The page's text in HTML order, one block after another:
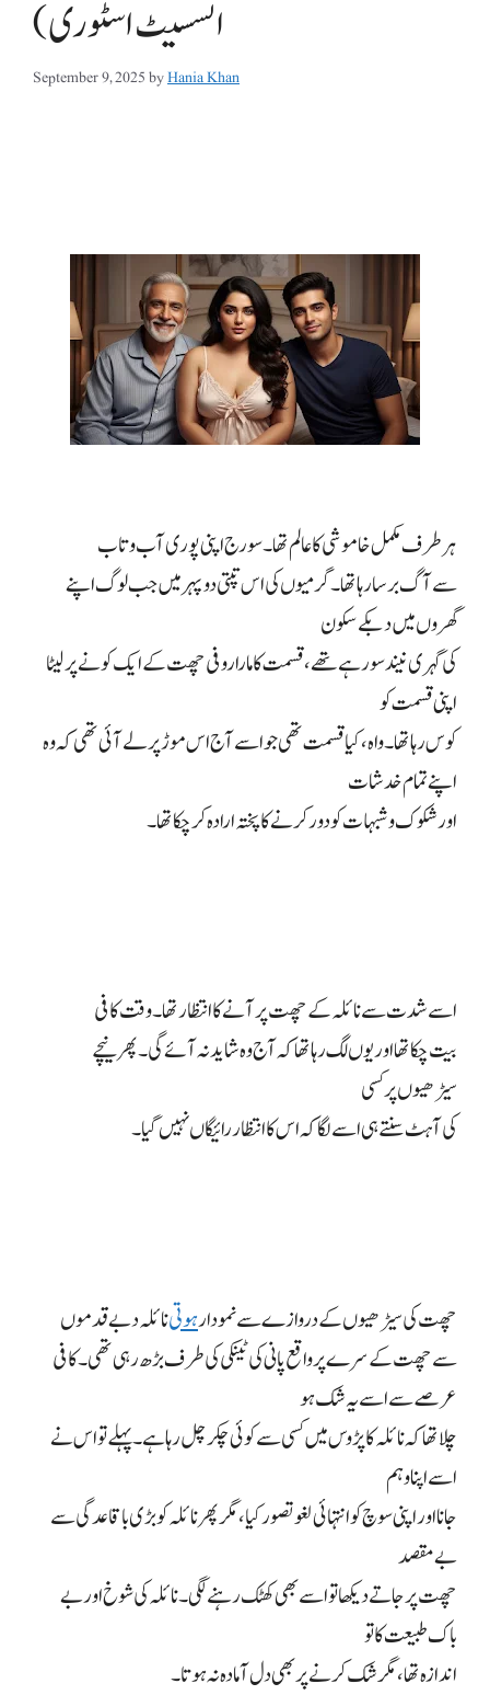
انسسیٹ اسٹوری)
September 9, 2025byHania Khan
ہر طرف مکمل خاموشی کا عالم تھا۔ سورج اپنی پوری آب و تاب
سے آگ برسا رہا تھا۔ گرمیوں کی اس تپتی دوپہر میں جب لوگ اپنے
گھروں میں دبکے سکون
کی گہری نیند سو رہے تھے، قسمت کا مارا روفی چھت کے ایک کونے پر لیٹا
اپنی قسمت کو
کوس رہا تھا۔ واہ، کیا قسمت تھی جو اسے آج اس موڑ پر لے آئی تھی کہ وہ
اپنے تمام خدشات
اور شکوک و شبہات کو دور کرنے کا پختہ ارادہ کر چکا تھا۔
اسے شدت سے نائلہ کے چھت پر آنے کا انتظار تھا۔ وقت کافی
بیت چکا تھا اور یوں لگ رہا تھا کہ آج وہ شاید نہ آئے گی۔ پھر نیچے
سیڑھیوں پر کسی
کی آہٹ سنتے ہی اسے لگا کہ اس کا انتظار رائیگاں نہیں گیا۔
چھت کی سیڑھیوں کے دروازے سے نمودارہوتینائلہ دبے قدموں
سے چھت کے سرے پر واقع پانی کی ٹینکی کی طرف بڑھ رہی تھی۔ کافی
عرصے سے اسے یہ شک ہو
چلا تھا کہ نائلہ کا پڑوس میں کسی سے کوئی چکر چل رہا ہے۔ پہلے تو اس نے
اسے اپنا وہم
جانا اور اپنی سوچ کو انتہائی لغو تصور کیا، مگر پھر نائلہ کو بڑی باقاعدگی سے
بے مقصد
چھت پر جاتے دیکھا تو اسے بھی کھٹک رہنے لگی۔ نائلہ کی شوخ اور بے
باک طبیعت کا تو
اندازہ تھا، مگر شک کرنے پر بھی دل آمادہ نہ ہوتا۔